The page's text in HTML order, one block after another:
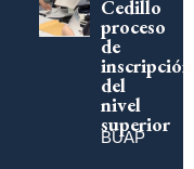
Cedillo
proceso
de
inscripción
del
nivel
superior
BUAP